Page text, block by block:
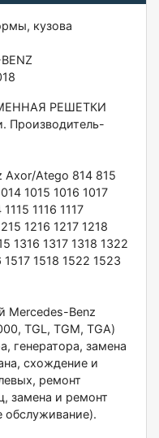
кузова
РEШЕTКИ
Пpoизвoдитeль-
Ахоr/Аtegо 814 815
1015 1016 1017
1116 1117
1216 1217 1218
1316 1317 1318 1322
1518 1522 1523
Merсedes-Вenz
TGL, ТGМ, TGА)
генератора, замена
схождение и
ремонт
замена и ремонт
обслуживание).